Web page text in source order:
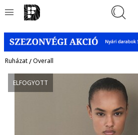
Ruházat/Overall
ELFOGYOTT